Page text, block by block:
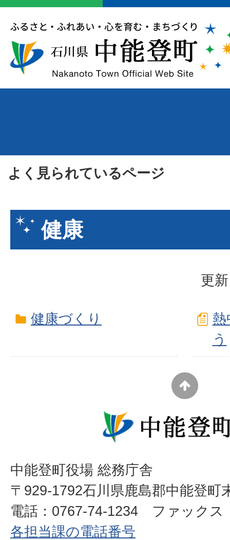
よく見られているページ
健康
更
健康づくり
う
中能登町役場 総務庁舎
〒929-1792石川県鹿島郡中能登町
電話：0767-74-1234 ファックス
各担当課の電話番号